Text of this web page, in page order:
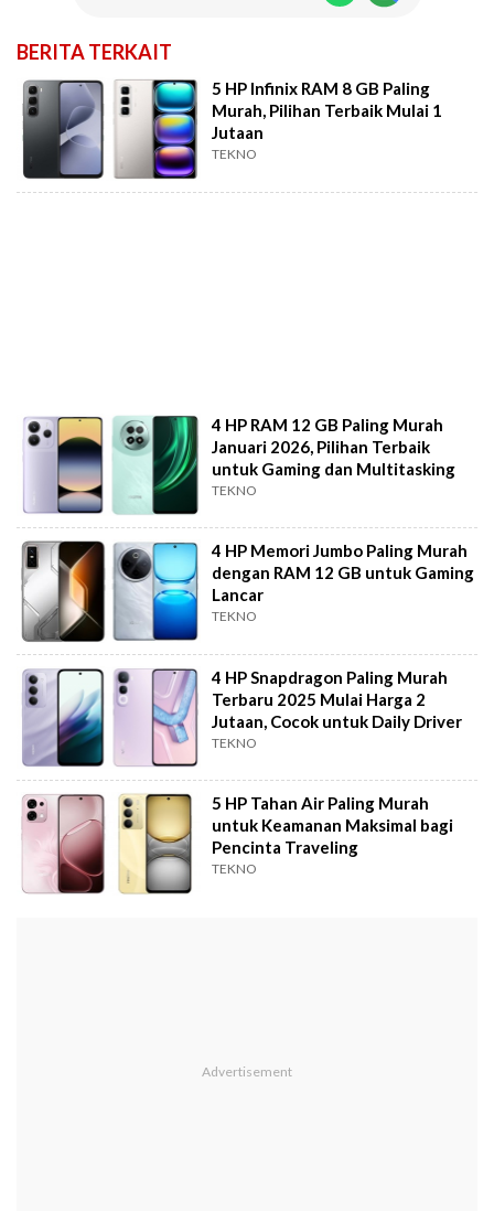
BERITA TERKAIT
5 HP Infinix RAM 8 GB Paling
Murah, Pilihan Terbaik Mulai 1
Jutaan
TEKNO
4 HP RAM 12 GB Paling Murah
Januari 2026, Pilihan Terbaik
untuk Gaming dan Multitasking
TEKNO
4 HP Memori Jumbo Paling Murah
dengan RAM 12 GB untuk Gaming
Lancar
TEKNO
4 HP Snapdragon Paling Murah
Terbaru 2025 Mulai Harga 2
Jutaan, Cocok untuk Daily Driver
TEKNO
5 HP Tahan Air Paling Murah
untuk Keamanan Maksimal bagi
Pencinta Traveling
TEKNO